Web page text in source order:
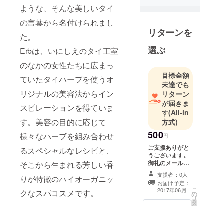
ような、そんな美しいタイ
の言葉から名付けられまし
た。
Erbは、いにしえのタイ王室
のなかの女性たちに広まっ
ていたタイハーブを使うオ
リジナルの美容法からイン
スピレーションを得ていま
す。美容の目的に応じて
様々なハーブを組み合わせ
るスペシャルなレシピと、
そこから生まれる芳しい香
りが特徴のハイオーガニッ
クなスパコスメです。
リターンを
選ぶ
目標金額
未達でも
リターン
が届きま
す(All-in
方式)
500円
ご支援ありがと
うございます。
御礼のメールと
ともにErb
Japan公式オン
ラインストアで
使える15% OFF
クーポンをプレ
支援者：0人
お届け予定：
2017年06月
こ
の
リ
タ